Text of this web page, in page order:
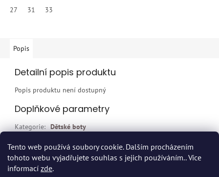
Tento web používá soubory cookie. Dalším procházením
tohoto webu vyjadřujete souhlas s jejich používáním.. Více
informací zde.
27 31 33
Popis
Detailní popis produktu
Popis produktu není dostupný
Doplňkové parametry
Kategorie: Dětské boty